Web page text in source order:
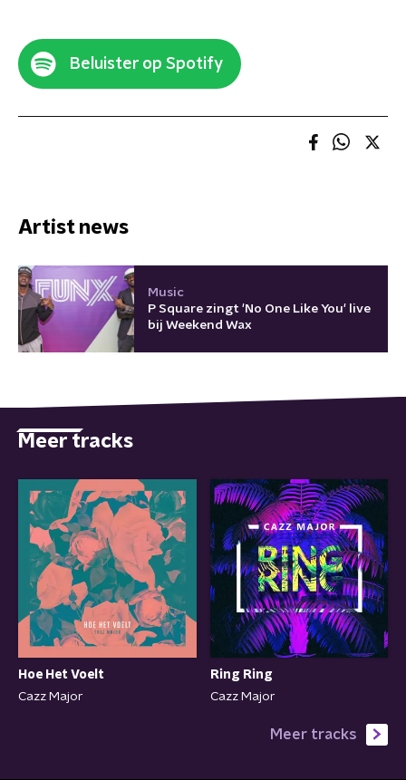
Beluister op Spotify
Artist news
Music
P Square zingt 'No One Like You' live
bij Weekend Wax
Meer tracks
Hoe Het Voelt
Cazz Major
Ring Ring
Cazz Major
Meer tracks